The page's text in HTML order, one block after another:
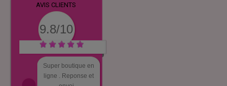
AVIS CLIENTS
9.8/10
Super boutique en
ligne . Reponse et